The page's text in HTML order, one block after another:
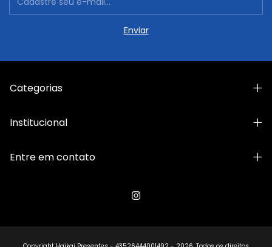
Categorias
Institucional
Entre em contato